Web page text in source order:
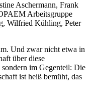
Aschermann, Frank
Arbeitsgruppe
Wilfried Kühling, Peter
Und zwar nicht etwa in
über diese
im Gegenteil: Die
ist heiß bemüht, das